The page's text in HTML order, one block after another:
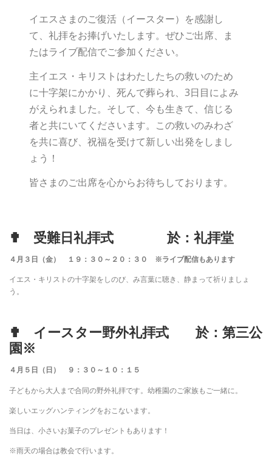
イエスさまのご復活（イースター）を感謝し
て、礼拝をお捧げいたします。ぜひご出席、ま
たはライブ配信でご参加ください。
主イエス・キリストはわたしたちの救いのため
に十字架にかかり、死んで葬られ、3日目によみ
がえられました。そして、今も生きて、信じる
者と共にいてくださいます。この救いのみわざ
を共に喜び、祝福を受けて新しい出発をしまし
ょう！
皆さまのご出席を心からお待ちしております。
✟ 受難日礼拝式 於：礼拝堂
４月３日（金） １９：３０～２０：３０
※ライブ配信もあります
イエス・キリストの十字架をしのび、み言葉に聴き、静まって祈りましょ
う。
✟ イースター野外礼拝式 於：第三公
園※
４月５日（日） ９：３０～１０：１５
子どもから大人まで合同の野外礼拝です。幼稚園のご家族もご一緒に。
楽しいエッグハンティングをおこないます。
当日は、小さいお菓子のプレゼントもあります！
※雨天の場合は教会で行います。